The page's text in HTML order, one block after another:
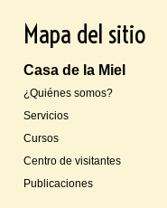
Mapa del sitio
Casa de la Miel
¿Quiénes somos?
Servicios
Cursos
Centro de visitantes
Publicaciones